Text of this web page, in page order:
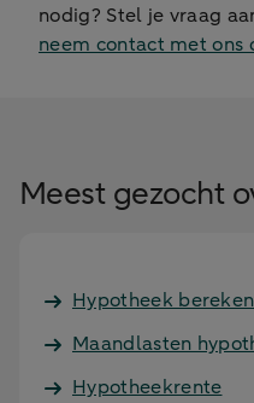
nodig? Stel je vraag
neem contact met ons
Meest gezocht
Hypotheek
Maandlasten
Hypotheekrente